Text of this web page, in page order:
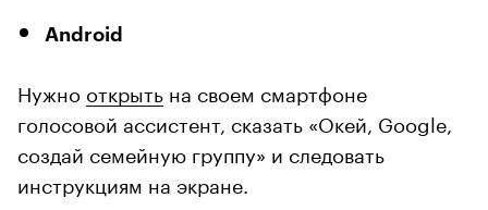
Android
Нужно открыть на своем смартфоне
голосовой ассистент, сказать «Окей, Google,
создай семейную группу» и следовать
инструкциям на экране.